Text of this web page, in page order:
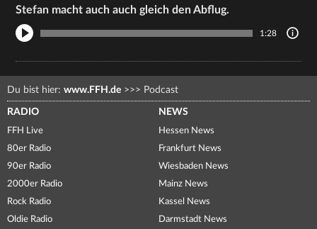
Stefan macht auch auch gleich den Abflug.
1:28
Du bist hier: www.FFH.de >>> Podcast
RADIO
FFH Live
80er Radio
90er Radio
2000er Radio
Rock Radio
Oldie Radio
NEWS
Hessen News
Frankfurt News
Wiesbaden News
Mainz News
Kassel News
Darmstadt News